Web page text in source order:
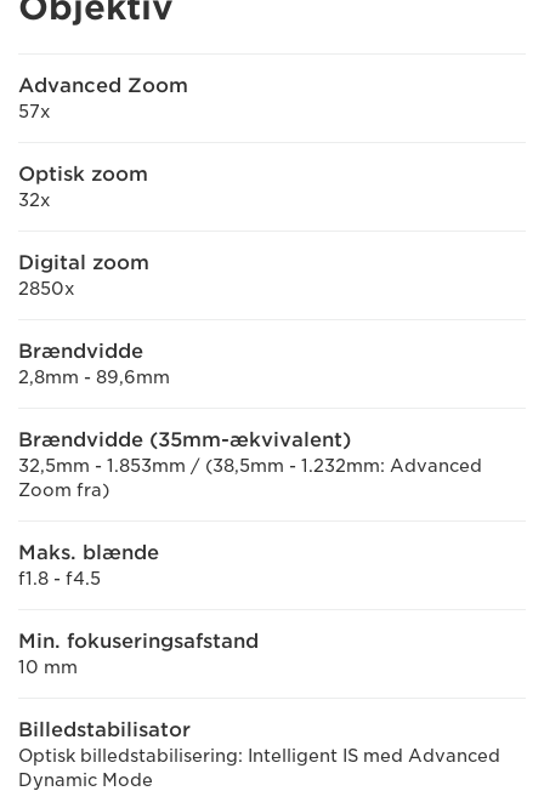
Advanced Zoom
57x
Optisk zoom
32x
Digital zoom
2850x
Brændvidde
2,8mm - 89,6mm
Brændvidde (35mm-ækvivalent)
32,5mm - 1.853mm / (38,5mm - 1.232mm: Advanced
Zoom fra)
Maks. blænde
f1.8 - f4.5
Min. fokuseringsafstand
10 mm
Billedstabilisator
Optisk billedstabilisering: Intelligent IS med Advanced
Dynamic Mode